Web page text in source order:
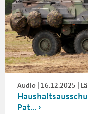
Audio | 16.12.2025 |
Pat...